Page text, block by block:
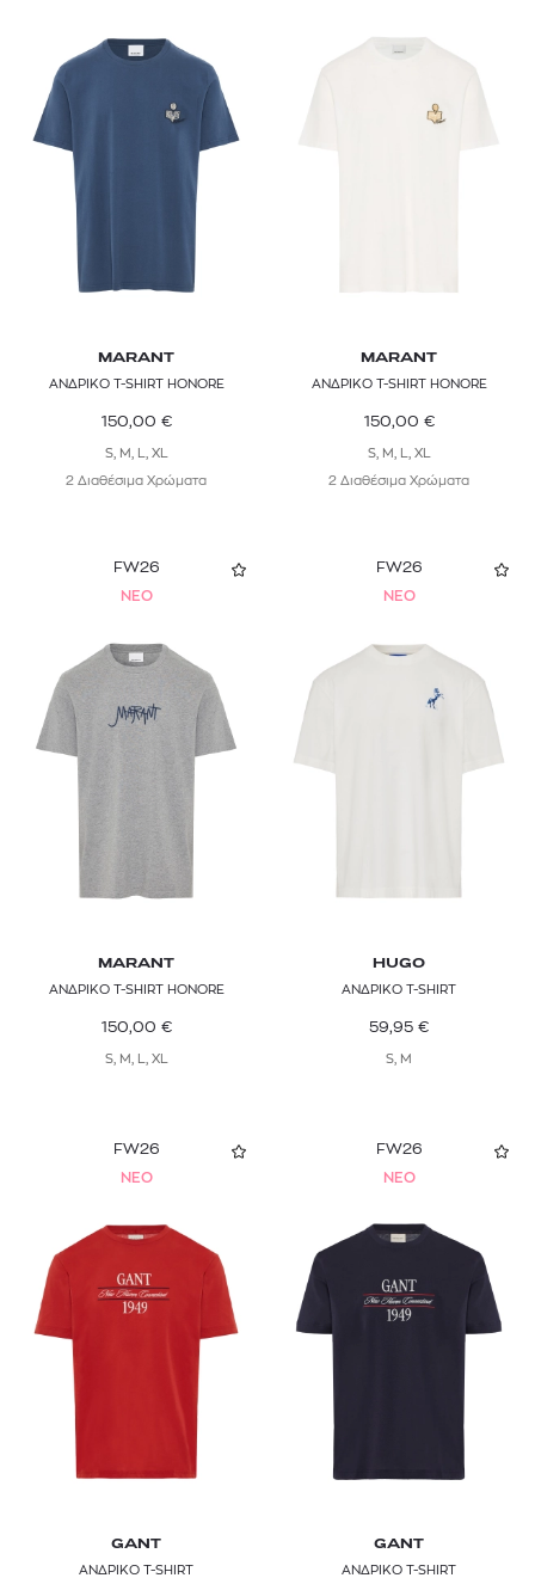
MARANT
ΑΝΔΡΙΚΟ T-SHIRT HONORE
150,00 €
S, M, L, XL
2 Διαθέσιμα Χρώματα
MARANT
ΑΝΔΡΙΚΟ T-SHIRT HONORE
150,00 €
S, M, L, XL
2 Διαθέσιμα Χρώματα
FW26
NEO
MARANT
ΑΝΔΡΙΚΟ T-SHIRT HONORE
150,00 €
S, M, L, XL
FW26
NEO
HUGO
ΑΝΔΡΙΚΟ T-SHIRT
59,95 €
S, M
FW26
NEO
GANT
ΑΝΔΡΙΚΟ T-SHIRT
FW26
NEO
GANT
ΑΝΔΡΙΚΟ T-SHIRT